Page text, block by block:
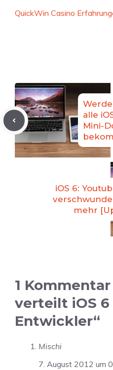
QuickWin Casino
alle
Mini-
iOS 6:
mehr
1
verteilt iOS 6
Entwickler“
Mischi
7. August 2012 um